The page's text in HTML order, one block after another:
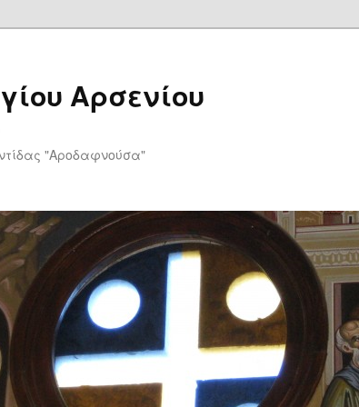
Αρσενίου
"Αροδαφνούσα"